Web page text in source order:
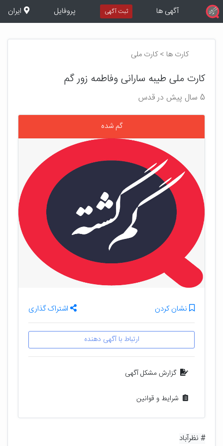
آگهی ها ثبت آگهی پروفایل ایران
کارت ها > کارت ملی
کارت ملی طیبه سارانی وفاطمه زور گم
5 سال پیش در قدس
گم شده
نشان کردن اشتراک گذاری
ارتباط با آگهی دهنده
گزارش مشکل آگهی
شرایط و قوانین
# نظرآباد